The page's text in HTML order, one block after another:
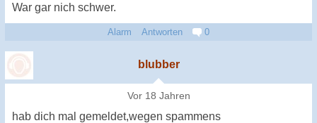
War gar nich schwer.
Alarm Antworten 0
blubber
Vor 18 Jahren
hab dich mal gemeldet,wegen spammens